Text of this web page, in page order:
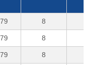
79 8
79 8
79 8